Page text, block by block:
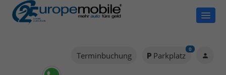
Terminbuchung Parkplatz
0